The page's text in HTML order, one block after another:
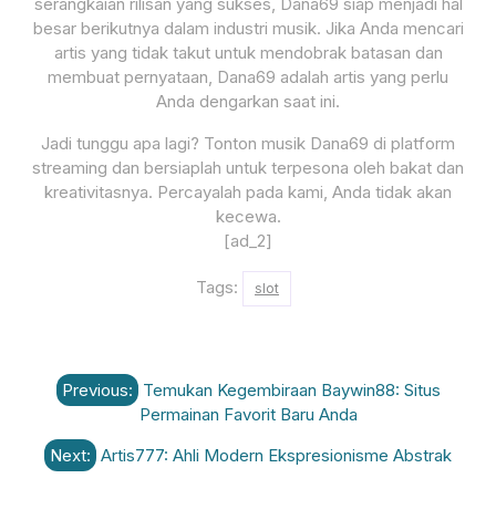
besar berikutnya dalam industri musik. Jika Anda mencari
artis yang tidak takut untuk mendobrak batasan dan
membuat pernyataan, Dana69 adalah artis yang perlu
Anda dengarkan saat ini.
Jadi tunggu apa lagi? Tonton musik Dana69 di platform
streaming dan bersiaplah untuk terpesona oleh bakat dan
kreativitasnya. Percayalah pada kami, Anda tidak akan
kecewa.
[ad_2]
Tags: slot
Post
navigation
Previous: Temukan Kegembiraan Baywin88: Situs
Permainan Favorit Baru Anda
Next: Artis777: Ahli Modern Ekspresionisme Abstrak